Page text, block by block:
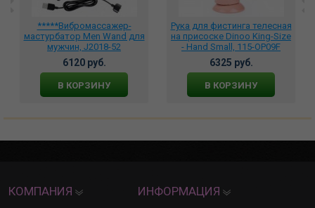
*****Вибромассажер-
мастурбатор Men Wand для
мужчин, J2018-52
6120 руб.
В КОРЗИНУ
Рука для фистинга телесная
на присоске Dinoo King-Size
- Hand Small, 115-OP09F
6325 руб.
В КОРЗИНУ
КОМПАНИЯ ИНФОРМАЦИЯ